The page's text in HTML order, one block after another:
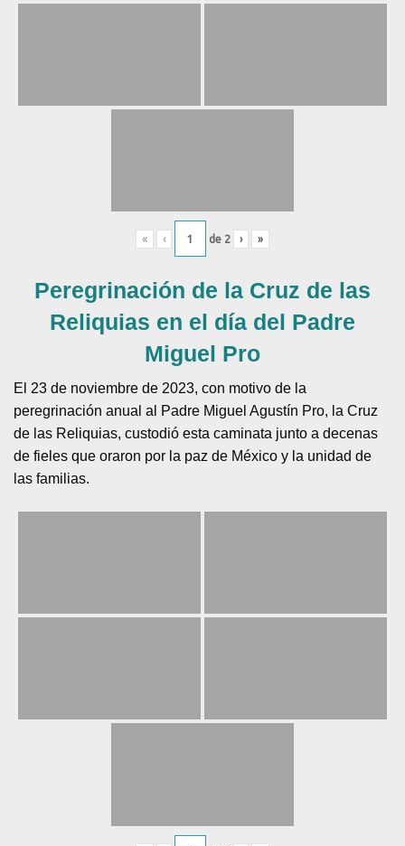
« ‹ de 2 › »
Peregrinación de la Cruz de las
Reliquias en el día del Padre
Miguel Pro
El 23 de noviembre de 2023, con motivo de la
peregrinación anual al Padre Miguel Agustín Pro, la Cruz
de las Reliquias, custodió esta caminata junto a decenas
de fieles que oraron por la paz de México y la unidad de
las familias.